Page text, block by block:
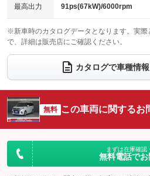
チップアップシート
：装備なし
：装備なし
ウォークスルー
：装備あり
電動リアゲート
：装備なし
サイドカメラ
：装備なし
：装備なし
最高出力 91ps(67kW)/6000rpm
※新車時のカタログデータとなります。実
で、詳細は販売店にご確認ください。
カタログで車種情
無料 この車両に関するお
まずは在庫確認
無料電話で